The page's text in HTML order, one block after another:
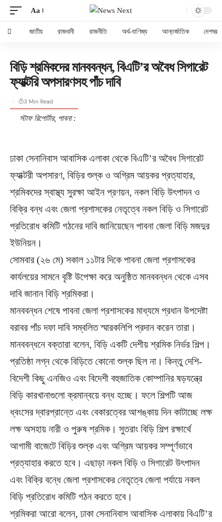
Aa
জাতীয় রাজধানী রাজনীতি অর্থ-বাণিজ্য আন্তর্জাতিক দেশঘর
বিড়ি শ্রমিকদের মানববন্ধন, বিএটি’র অবৈধ সিগারেট
ফ্যাক্টরি অপসারণসহ পাঁচ দাবি
স্টাফ রিপোর্টার, পাবনা :
3 Min Read
ঢাকা সেনানিবাস আবাসিক এলাকা থেকে বিএটি’র অবৈধ সিগারেট
ফ্যাক্টরী অপসারণ, বিড়ির শুল্ক ও অগ্রিম আয়কর প্রত্যাহার,
শ্রমিকদের স্বাস্থ্য সুরক্ষা আইন প্রণয়ন, নকল বিড়ি উৎপাদন ও
বিক্রি বন্ধ এবং জেলা প্রশাসকের নেতৃত্বে নকল বিড়ি ও সিগারেট
প্রতিরোধ কমিটি গঠনের দাবি জানিয়েছেন পাবনা জেলা বিড়ি মজদুর
ইউনিয়ন।
সোমবার (২৬ মে) সকাল ১১টার দিকে পাবনা জেলা প্রশাসকের
কার্যলয়ের সামনে বৃষ্টি উপেক্ষা করে অনুষ্ঠিত মানববন্ধন থেকে এসব
দাবি জানান বিড়ি শ্রমিকরা।
মানববন্ধন শেষে পাবনা জেলা প্রশাসকের মাধ্যমে প্রধান উপদেষ্টা
বরাবর পাঁচ দফা দাবি সম্বলিত স্মারকলিপি প্রদান করেন তারা।
মানববন্ধনে বক্তারা বলেন, বিড়ি একটি দেশীয় শ্রমিক নির্ভর শিল্প।
প্রতিষ্ঠা লগ্ন থেকে বিড়িতে কোনো শুল্ক ছিল না। কিন্তু দেশি-
বিদেশী কিছু এনজিও এবং বিদেশী বহুজাতিক কোম্পানির ষড়যন্ত্রে
বিড়ি কারখানাগুলো ক্রমান্বয়ে বন্ধ হচ্ছে। ফলে শিল্পটি আজ
ধ্বংসের দ্বারপ্রান্তে এবং বেকারত্বের আশঙ্কায় দিন কাটাচ্ছে লক্ষ
লক্ষ অসহায় নারী ও পুরুষ শ্রমিক। সুতরাং বিড়ি শিল্প রক্ষার্থে
আগামী বাজেটে বিড়ির শুল্ক এবং অগ্রিম আয়কর সম্পূর্ণভাবে
প্রত্যাহার করতে হবে। এছাড়া নকল বিড়ি ও সিগারেট উৎপাদন
এবং বিক্রি বন্ধে জেলা প্রশাসকের নেতৃত্বে জেলা পর্যায়ে নকল
বিড়ি প্রতিরোধ কমিটি গঠন করতে হবে।
শ্রমিকরা আরো বলেন, ঢাকা সেনানিবাস আবাসিক এলাকায় বিএটি’র